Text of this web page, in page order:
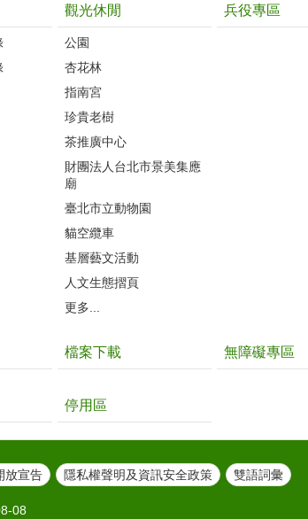
觀光休閒
公園
杏花林
指南宮
珍貴老樹
茶推廣中心
財團法人台北市景美集應
廟
臺北市立動物園
貓空纜車
基層藝文活動
人文生態摺頁
更多...
兵役專區
檔案下載 無障礙專區
停用區
放宣告 隱私權聲明及資訊安全政策 雙語詞彙
08